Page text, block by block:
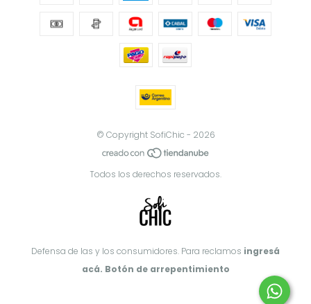
© Copyright SofiChic - 2026
Todos los derechos reservados.
Defensa de las y los consumidores. Para reclamos ingresá
acá. Botón de arrepentimiento